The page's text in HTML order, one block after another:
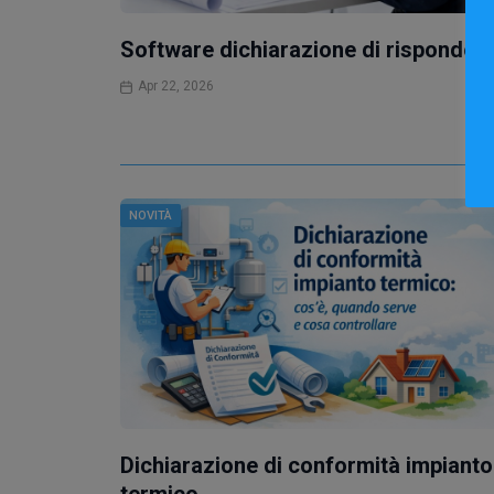
Software dichiarazione di
Apr 22, 2026
NOVITÀ
Dichiarazione di conformità impianto